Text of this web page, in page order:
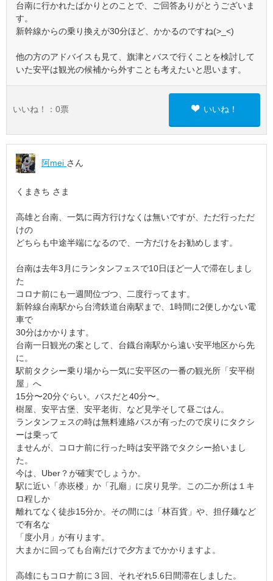
台南に行かれたばかりとのことで、ご回答ありがとうございま
す。
新幹線からの乗り換えが30分ほど、かかるのですね(>_<)
他の方のアドバイスも見て、旗津とバスで行くことを検討して
いた安平は観光の候補から外すことも考えたいと思います。
いいね！： 0票 いいね！
阿mei さん
くまきち さま
高雄と台南、一気に両方行けなくは無いですが、ただ行っただ
けの
どちらも中途半端になるので、一方だけをお勧めします。
台南は去年3月にランタンフェスで10日ほど一人で滞在しまし
た
コロナ前にも一週間位づつ、二度行ってます。
新幹線台南駅から台湾鉄道台南駅まで、1時間に2便しかない電
車で
30分はかかります。
台南一日観光の案として、台鐡台南駅から遠い安平地区から先
に。
駅前タクシー乗り場から一気に安平区の一番の観光所「安平樹
屋」へ
15分〜20分ぐらい。バスだと40分〜。
樹屋、安平古堡、安平老街、など見学そして昼ごはん。
ランタンフェスの時は無料連絡バスが有ったので戻りにタクシ
ーは乗って
ませんが、コロナ前に行った時は安平路でタクシー拾いまし
た。
今は、Uber？が確実でしょうか。
駅に近い「赤崁楼」か「孔廟」に戻り見学。この二か所は１キ
ロ程しか
離れてなく徒歩15分か。その間には「林百貨」や、担仔麺など
で有名な
「度小月」が有ります。
大まかに回っても台南だけで夕方までかかりますよ。
高雄にもコロナ前に３回、それぞれ5.6日間滞在しました。